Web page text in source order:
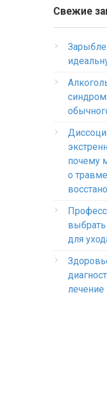
Свежие
почему
о
для
лечение